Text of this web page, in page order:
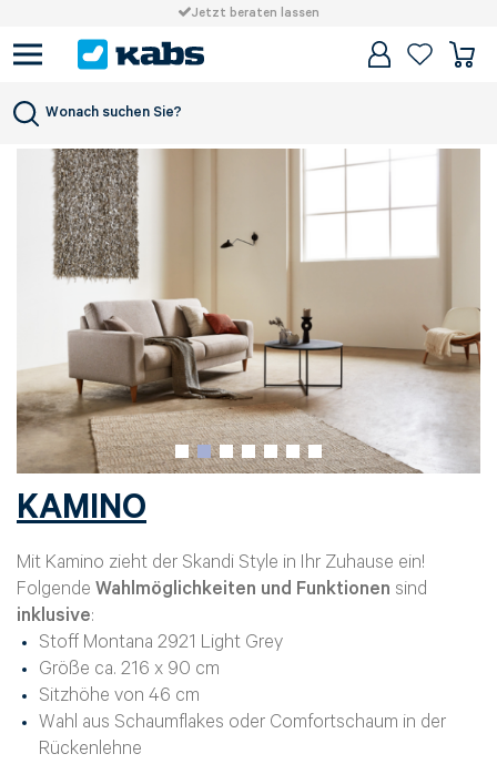
Jetzt beraten lassen
KAMINO
Mit Kamino zieht der Skandi Style in Ihr Zuhause ein!
Folgende Wahlmöglichkeiten und Funktionen sind
inklusive:
Stoff Montana 2921 Light Grey
Größe ca. 216 x 90 cm
Sitzhöhe von 46 cm
Wahl aus Schaumflakes oder Comfortschaum in der
Rückenlehne